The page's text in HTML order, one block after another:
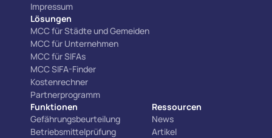
Impressum
Lösungen
MCC für Städte und Gemeiden
MCC für Unternehmen
MCC für SIFAs
MCC SIFA-Finder
Kostenrechner
Partnerprogramm
Funktionen
Gefährungsbeurteilung
Betriebsmittelprüfung
Ressourcen
News
Artikel